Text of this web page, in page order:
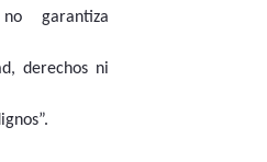
garantiza
derechos ni